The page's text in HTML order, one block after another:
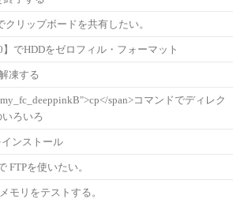
クリップボードを共有したい。
】でHDDをゼロフィル・フォーマット
凍する
span>コマンドでディレク
ろいろ
ンストール
FTPを使いたい。
モリをテストする。